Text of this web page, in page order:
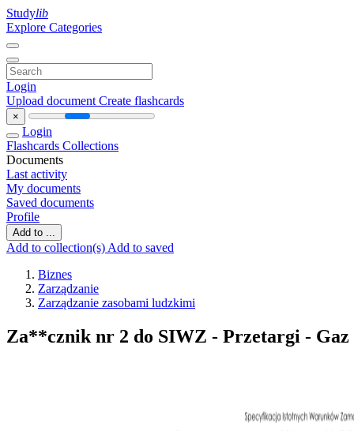
Studylib
Explore Categories
Login
Upload document Create flashcards
×
Login
Flashcards Collections
Documents
Last activity
My documents
Saved documents
Profile
Add to ...
Add to collection(s) Add to saved
Biznes
Zarządzanie
Zarządzanie zasobami ludzkimi
Za**cznik nr 2 do SIWZ - Przetargi - Gaz